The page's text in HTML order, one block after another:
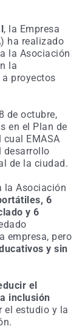
, la Empresa
ha realizado
a la Asociación
la
proyectos
de octubre,
en el Plan de
EMASA
desarrollo
de la ciudad.
la Asociación
6
y 6
empresa, pero
y sin
el
inclusión
el estudio y la